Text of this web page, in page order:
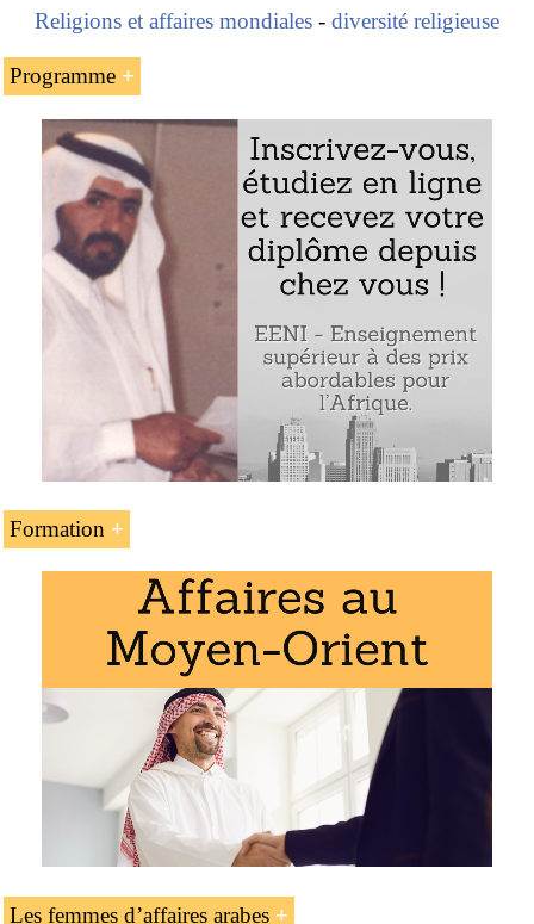
Religions et affaires mondiales - diversité religieuse
Programme
La femme arabe et les affaires
Les femmes arabes les plus puissantes
Les femmes d’affaires et exécutives arabes
Le prix Nobel yéméniteTawakkol Karmanet la
cinéaste saoudienne
Haïfa Al Mansour
Exemple : les femmes d’affaires arabes
Formation
L’unité d’enseignement « La femme arabe et les affaires »
fait partie des programmes de l’EENI Global Business
Master en affaires internationales,religions et affaires.
Les femmes d’affaires arabes